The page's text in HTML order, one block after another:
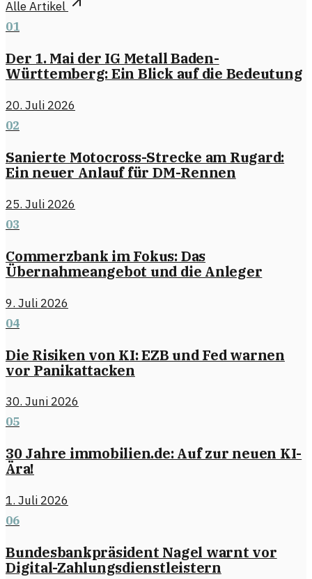
Alle Artikel
01
Der 1. Mai der IG Metall Baden-
Württemberg: Ein Blick auf die Bedeutung
20. Juli 2026
02
Sanierte Motocross-Strecke am Rugard:
Ein neuer Anlauf für DM-Rennen
25. Juli 2026
03
Commerzbank im Fokus: Das
Übernahmeangebot und die Anleger
9. Juli 2026
04
Die Risiken von KI: EZB und Fed warnen
vor Panikattacken
30. Juni 2026
05
30 Jahre immobilien.de: Auf zur neuen KI-
Ära!
1. Juli 2026
06
Bundesbankpräsident Nagel warnt vor
Digital-Zahlungsdienstleistern